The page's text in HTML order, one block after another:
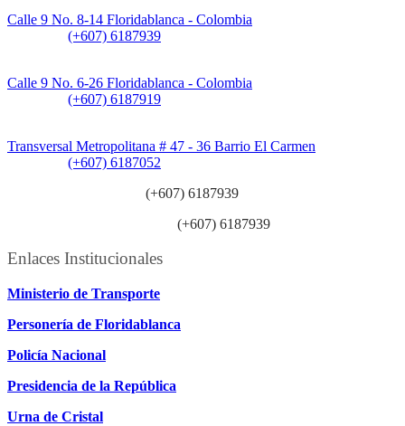
Calle 9 No. 8-14 Floridablanca - Colombia
(+607) 6187939
Calle 9 No. 6-26 Floridablanca - Colombia
(+607) 6187919
Transversal Metropolitana # 47 - 36 Barrio El Carmen
(+607) 6187052
(+607) 6187939
(+607) 6187939
Enlaces Institucionales
Ministerio de Transporte
Personería de Floridablanca
Policía Nacional
Presidencia de la República
Urna de Cristal